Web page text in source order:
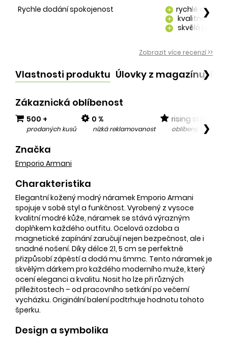
Rychle dodání spokojenost add rychlé dodání
add kvalitně
add skvělá péče o
❯
Zobrazit více recenzí >>
Vlastnosti produktu Úlovky z magazínu❯
Zákaznická oblíbenost
500 +
prodaných kusů
0 %
nízká reklamovanost
rising star
oblíbený v❯
Značka
Emporio Armani
Charakteristika
Elegantní kožený modrý náramek Emporio Armani
spojuje v sobě styl a funkčnost. Vyrobený z vysoce
kvalitní modré kůže, náramek se stává výrazným
doplňkem každého outfitu. Ocelová ozdoba a
magnetické zapínání zaručují nejen bezpečnost, ale i
snadné nošení. Díky délce 21, 5 cm se perfektně
přizpůsobí zápěstí a dodá mu šmrnc. Tento náramek je
skvělým dárkem pro každého moderního muže, který
ocení eleganci a kvalitu. Nosit ho lze při různých
příležitostech – od pracovního setkání po večerní
vycházku. Originální balení podtrhuje hodnotu tohoto
šperku.
Design a symbolika